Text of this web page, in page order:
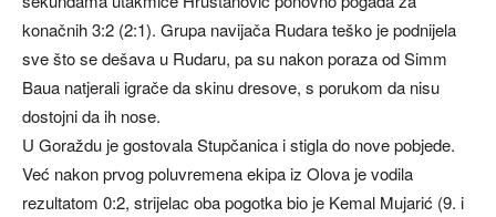
konačnih 3:2 (2:1). Grupa navijača Rudara teško je podnijela
sve što se dešava u Rudaru, pa su nakon poraza od Simm
Baua natjerali igrače da skinu dresove, s porukom da nisu
dostojni da ih nose.
U Goraždu je gostovala Stupčanica i stigla do nove pobjede.
Već nakon prvog poluvremena ekipa iz Olova je vodila
rezultatom 0:2, strijelac oba pogotka bio je Kemal Mujarić (9. i